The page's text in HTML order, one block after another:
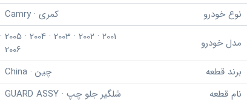
نوع خودرو
کمری · Camry
مدل خودرو
2001 · 2002 · 2003 · 2004 · 2005 ·
2006
برند قطعه
چین · China
نام قطعه
شلگیر جلو چپ · GUARD ASSY